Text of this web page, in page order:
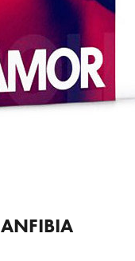
ANFIBIA